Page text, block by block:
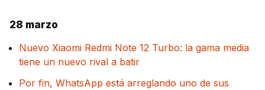
28 marzo
Nuevo Xiaomi Redmi Note 12 Turbo: la gama media
tiene un nuevo rival a batir
Por fin, WhatsApp está arreglando uno de sus